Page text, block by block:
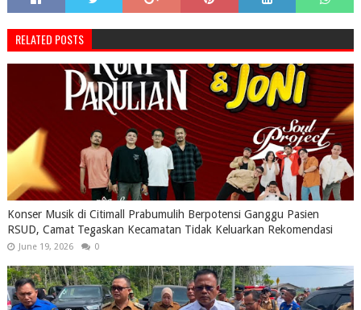
RELATED POSTS
Konser Musik di Citimall Prabumulih Berpotensi Ganggu Pasien
RSUD, Camat Tegaskan Kecamatan Tidak Keluarkan Rekomendasi
June 19, 2026 0